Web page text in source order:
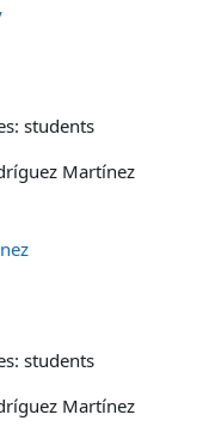
students
Martínez
students
Martínez